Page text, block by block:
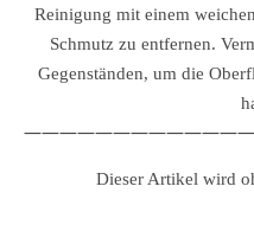
Reinigung mit einem
Schmutz zu entfernen.
Gegenständen, um die
Dieser Artikel wird